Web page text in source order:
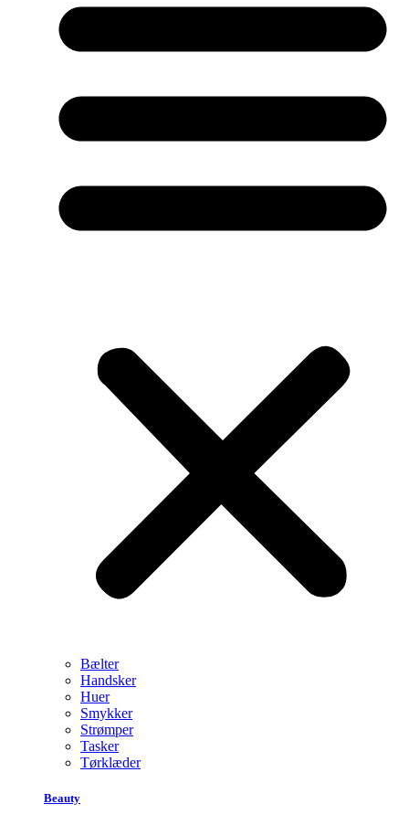
Bælter
Handsker
Huer
Smykker
Strømper
Tasker
Tørklæder
Beauty